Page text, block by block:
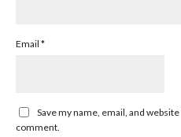
Email *
Save my name, email, and
comment.